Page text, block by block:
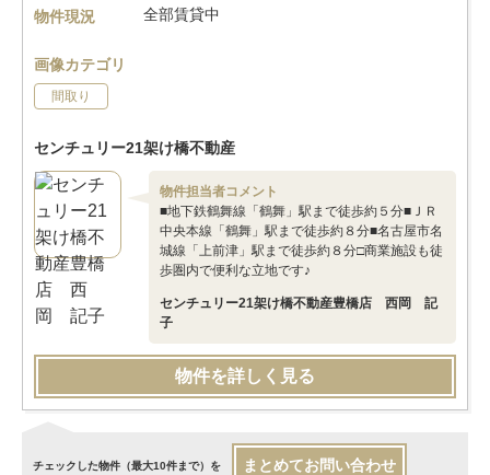
物件現況
全部賃貸中
画像カテゴリ
間取り
センチュリー21架け橋不動産
物件担当者コメント
■地下鉄鶴舞線「鶴舞」駅まで徒歩約５分■ＪＲ
中央本線「鶴舞」駅まで徒歩約８分■名古屋市名
城線「上前津」駅まで徒歩約８分□商業施設も徒
歩圏内で便利な立地です♪
センチュリー21架け橋不動産豊橋店 西岡 記
子
物件を詳しく見る
チェックした物件（最大10件まで）を まとめてお問い合わせ